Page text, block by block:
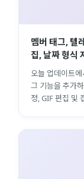
멤버 태그, 텔
집, 날짜 형식
오늘 업데이트
그 기능을 추가
정, GIF 편집 및